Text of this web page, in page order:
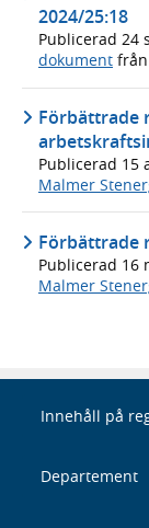
2024/25:18
Publicerad 24
dokument från
Förbättrade
Publicerad 15
Malmer
Förbättrade
Publicerad 16
Malmer
Innehåll på
Departement